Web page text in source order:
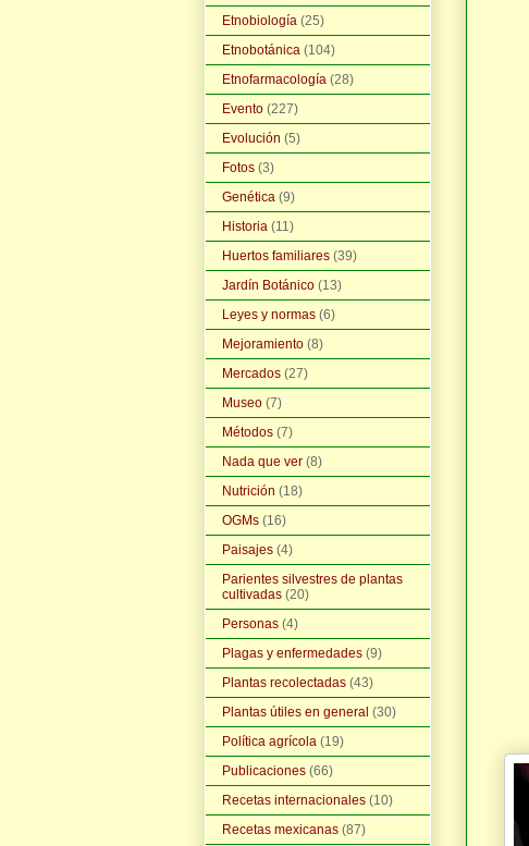
Etnobiología (25)
Etnobotánica (104)
Etnofarmacología (28)
Evento (227)
Evolución (5)
Fotos (3)
Genética (9)
Historia (11)
Huertos familiares (39)
Jardín Botánico (13)
Leyes y normas (6)
Mejoramiento (8)
Mercados (27)
Museo (7)
Métodos (7)
Nada que ver (8)
Nutrición (18)
OGMs (16)
Paisajes (4)
Parientes silvestres de plantas
cultivadas (20)
Personas (4)
Plagas y enfermedades (9)
Plantas recolectadas (43)
Plantas útiles en general (30)
Política agrícola (19)
Publicaciones (66)
Recetas internacionales (10)
Recetas mexicanas (87)